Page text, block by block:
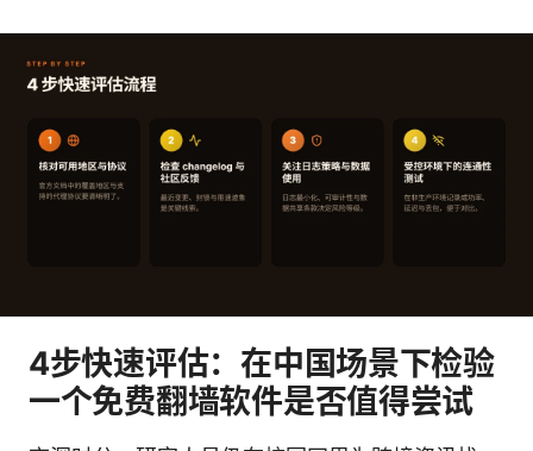
4步快速评估：在中国场景下检验
一个免费翻墙软件是否值得尝试